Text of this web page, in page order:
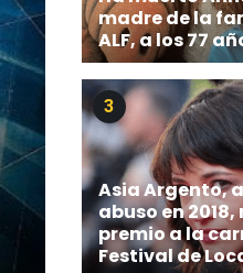
madre de la
ALF, a los 77
3
Asia Argento,
abuso en
premio a la
Festival de